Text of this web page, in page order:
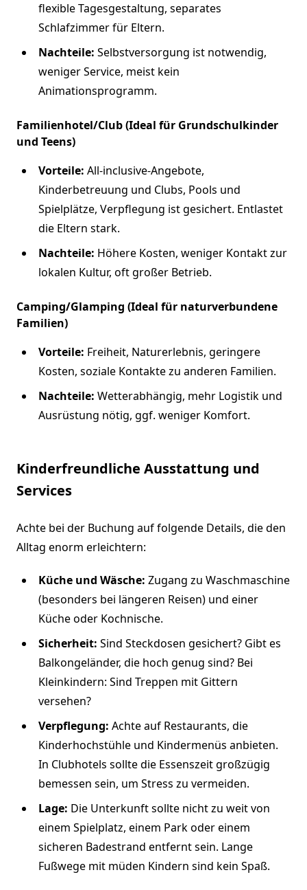
flexible Tagesgestaltung, separates
Schlafzimmer für Eltern.
Nachteile: Selbstversorgung ist notwendig,
weniger Service, meist kein
Animationsprogramm.
Familienhotel/Club (Ideal für Grundschulkinder
und Teens)
Vorteile: All-inclusive-Angebote,
Kinderbetreuung und Clubs, Pools und
Spielplätze, Verpflegung ist gesichert. Entlastet
die Eltern stark.
Nachteile: Höhere Kosten, weniger Kontakt zur
lokalen Kultur, oft großer Betrieb.
Camping/Glamping (Ideal für naturverbundene
Familien)
Vorteile: Freiheit, Naturerlebnis, geringere
Kosten, soziale Kontakte zu anderen Familien.
Nachteile: Wetterabhängig, mehr Logistik und
Ausrüstung nötig, ggf. weniger Komfort.
Kinderfreundliche Ausstattung und
Services
Achte bei der Buchung auf folgende Details, die den
Alltag enorm erleichtern:
Küche und Wäsche: Zugang zu Waschmaschine
(besonders bei längeren Reisen) und einer
Küche oder Kochnische.
Sicherheit: Sind Steckdosen gesichert? Gibt es
Balkongeländer, die hoch genug sind? Bei
Kleinkindern: Sind Treppen mit Gittern
versehen?
Verpflegung: Achte auf Restaurants, die
Kinderhochstühle und Kindermenüs anbieten.
In Clubhotels sollte die Essenszeit großzügig
bemessen sein, um Stress zu vermeiden.
Lage: Die Unterkunft sollte nicht zu weit von
einem Spielplatz, einem Park oder einem
sicheren Badestrand entfernt sein. Lange
Fußwege mit müden Kindern sind kein Spaß.